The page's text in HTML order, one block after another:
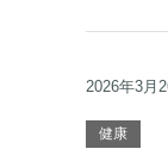
2026年3月
健康